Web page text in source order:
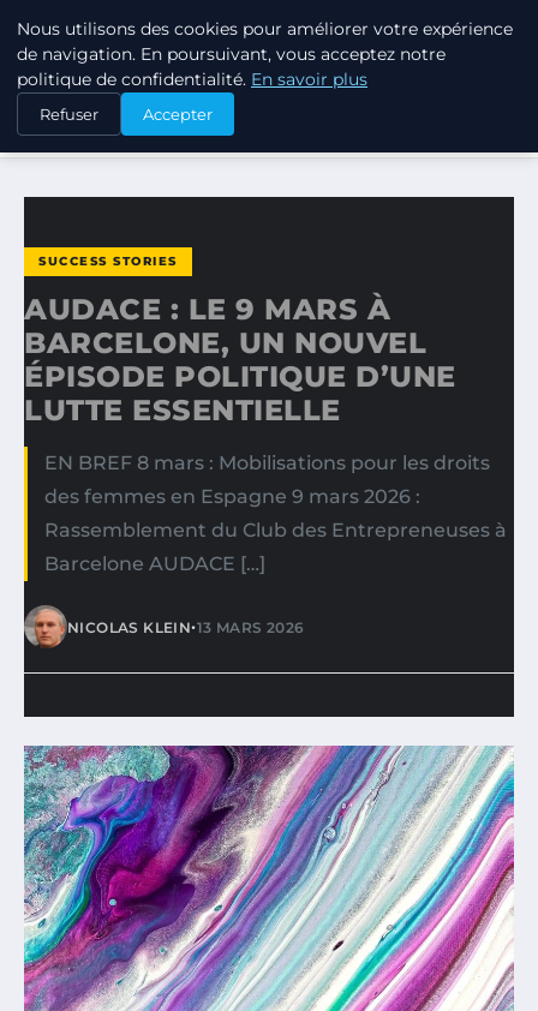
TUEZ-LES TOUS
ACCUEIL
SUCCESS STORIES
AUDACE : LE 9 MARS À BARCELONE, UN NOUVEL ÉPISODE…
SUCCESS STORIES
AUDACE : LE 9 MARS À
BARCELONE, UN NOUVEL
ÉPISODE POLITIQUE D’UNE
LUTTE ESSENTIELLE
EN BREF 8 mars : Mobilisations pour les droits
des femmes en Espagne 9 mars 2026 :
Rassemblement du Club des Entrepreneuses à
Barcelone AUDACE […]
NICOLAS KLEIN•13 MARS 2026
Nous utilisons des cookies pour améliorer votre expérience
de navigation. En poursuivant, vous acceptez notre
politique de confidentialité. En savoir plus
Refuser Accepter